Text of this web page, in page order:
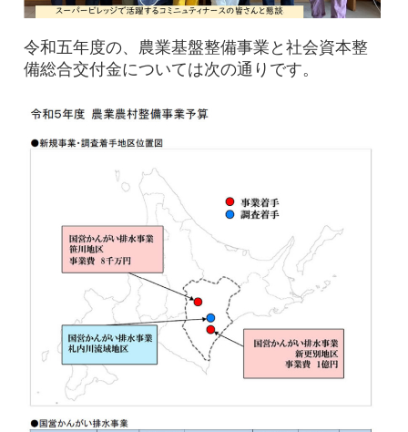
令和五年度の、農業基盤整備事業と社会資本整
備総合交付金については次の通りです。